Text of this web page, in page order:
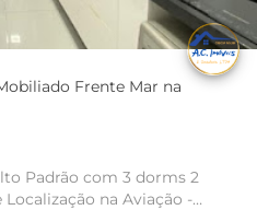
Frente Mar na
Padrão com 3 dorms 2
na Aviação -